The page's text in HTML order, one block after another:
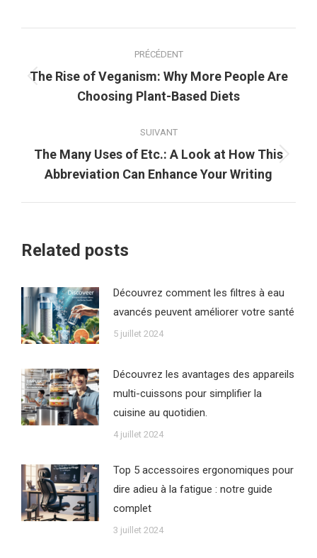
article
PRÉCÉDENT
Article
précédent
The Rise of Veganism: Why More People Are
Choosing Plant-Based Diets
SUIVANT
Article
suivant
:
The Many Uses of Etc.: A Look at How This
Abbreviation Can Enhance Your Writing
Related posts
Découvrez comment les filtres à eau
avancés peuvent améliorer votre santé
5 juillet 2024
Découvrez les avantages des appareils
multi-cuissons pour simplifier la
cuisine au quotidien.
4 juillet 2024
Top 5 accessoires ergonomiques pour
dire adieu à la fatigue : notre guide
complet
3 juillet 2024